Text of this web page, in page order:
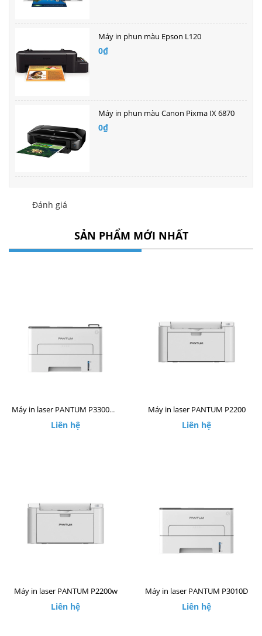
Máy in phun màu Epson L120
0₫
Máy in phun màu Canon Pixma IX 6870
0₫
Đánh giá
SẢN PHẨM MỚI NHẤT
Máy in laser PANTUM P3300DW
Liên hệ
Máy in laser PANTUM P2200
Liên hệ
Máy in laser PANTUM P2200w
Liên hệ
Máy in laser PANTUM P3010D
Liên hệ